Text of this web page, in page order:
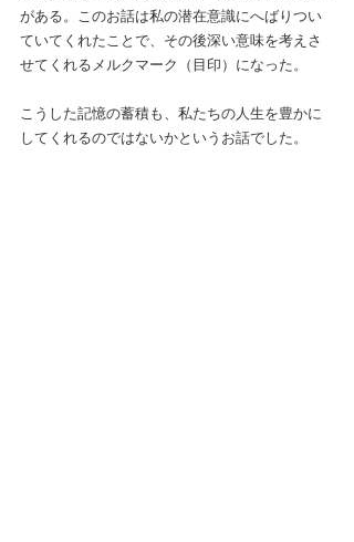
がある。このお話は私の潜在意識にへばりつい
ていてくれたことで、その後深い意味を考えさ
せてくれるメルクマーク（目印）になった。
こうした記憶の蓄積も、私たちの人生を豊かに
してくれるのではないかというお話でした。